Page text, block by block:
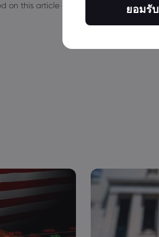
on this article are at your own risk.ยอมรับ